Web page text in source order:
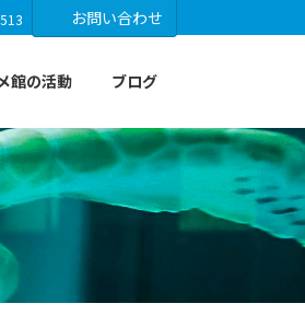
お問い合わせ
館の活動 ブログ